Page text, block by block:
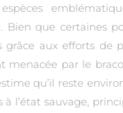
Bien que certaines
grâce aux efforts de
menacée par le
qu’il reste
à l’état sauvage,